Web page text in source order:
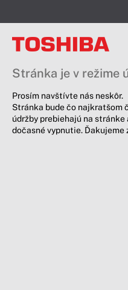
Stránka je v režime
Prosím navštívte nás neskôr.
Stránka bude čo najkratšom
údržby prebiehajú na
dočasné vypnutie. Ďakujeme